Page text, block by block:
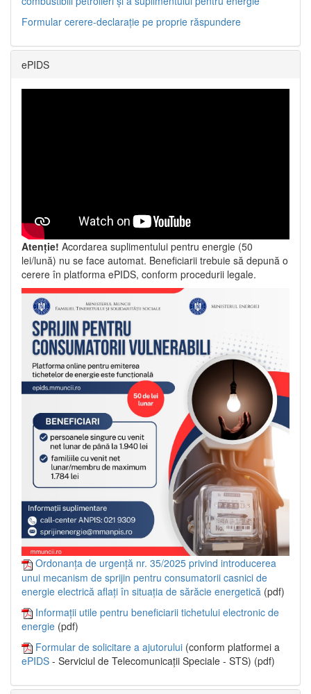
Formular cerere-declarație pe proprie răspundere
ePIDS
Atenție! Acordarea suplimentului pentru energie (50
lei/lună) nu se face automat. Beneficiarii trebuie să depună o
cerere în platforma ePIDS, conform procedurii legale.
Ordonanța de urgență nr. 35/2025 privind introducerea
unui mecanism de sprijin pentru consumatorii casnici de
energie electrică aflați în situația de sărăcie energetică (pdf)
Informații utile pentru beneficiarii tichetului electronic de
energie (pdf)
Formular de solicitare a ajutorului (conform platformei a
ePIDS - Serviciul de Telecomunicații Speciale - STS) (pdf)